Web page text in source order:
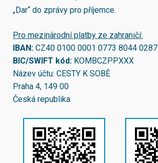
„Dar“ do zprávy pro příjemce.
Pro mezinárodní platby ze zahraničí:
IBAN: CZ40 0100 0001 0773 8044 0287
BIC/SWIFT kód: KOMBCZPPXXX
Název účtu: CESTY K SOBĚ
Praha 4, 149 00
Česká republika